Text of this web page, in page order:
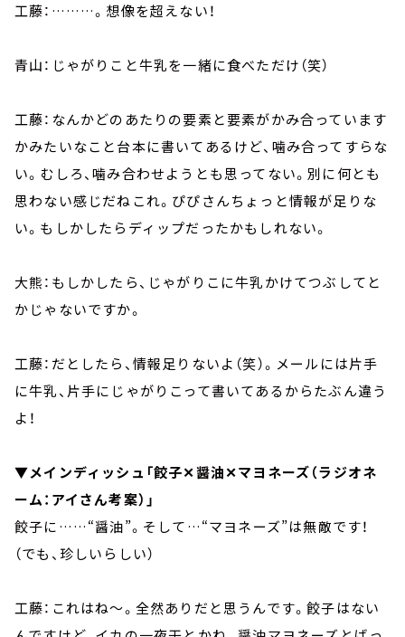
工藤：………。想像を超えない！
青山：じゃがりこと牛乳を一緒に食べただけ（笑）
工藤：なんかどのあたりの要素と要素がかみ合っています
かみたいなこと台本に書いてあるけど、噛み合ってすらな
い。むしろ、噛み合わせようとも思ってない。別に何とも
思わない感じだねこれ。ぴぴさんちょっと情報が足りな
い。もしかしたらディップだったかもしれない。
大熊：もしかしたら、じゃがりこに牛乳かけてつぶしてと
かじゃないですか。
工藤：だとしたら、情報足りないよ（笑）。メールには片手
に牛乳、片手にじゃがりこって書いてあるからたぶん違う
よ！
▼メインディッシュ「餃子✕醤油✕マヨネーズ（ラジオネ
ーム：アイさん考案）」
餃子に……“醤油”。そして…“マヨネーズ”は無敵です！
（でも、珍しいらしい）
工藤：これはね～。全然ありだと思うんです。餃子はない